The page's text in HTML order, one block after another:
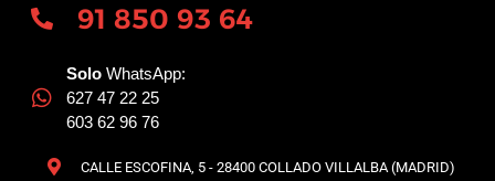
91 850 93 64
Solo WhatsApp:
627 47 22 25
603 62 96 76
CALLE ESCOFINA, 5 - 28400 COLLADO VILLALBA (MADRID)